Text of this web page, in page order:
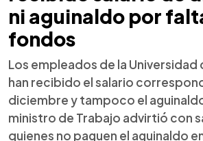
ni aguinaldo por
fondos
Los empleados de la Universidad
han recibido el salario
diciembre y tampoco el
ministro de Trabajo advirtió con
quienes no paguen el aguinaldo